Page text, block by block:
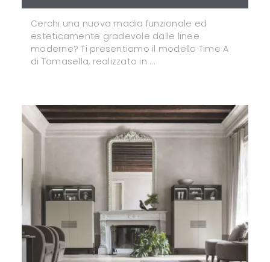
Cerchi una nuova madia funzionale ed
esteticamente gradevole dalle linee
moderne? Ti presentiamo il modello Time A
di Tomasella, realizzato in ...